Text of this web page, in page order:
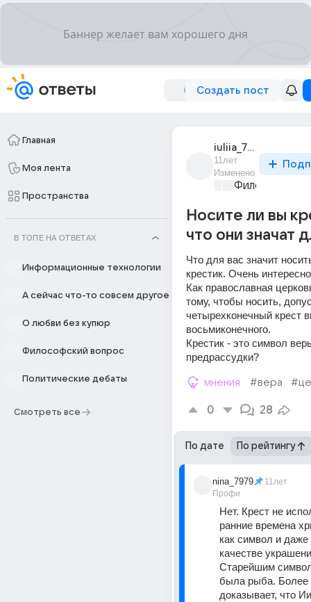
Создать пост
Главная
Моя лента
Пространства
В ТОПЕ НА ОТВЕТАХ
Информационные технологии
А сейчас что-то совсем другое
О любви без купюр
Философский вопрос
Политические дебаты
Смотреть все
iuliia_77631
11лет
Изменено
Философский
Носите ли вы
что они значат
Что для вас значит
крестик. Очень
Как православная
тому, чтобы носить,
четырехконечный крест
восьмиконечного.
Крестик - это символ
предрассудки?
мнения #вера
0 28
По дате По рейтингу
nina_7979
Профи
11лет
Нет. Крест не
ранние времена
как символ и
качестве
Старейшим
была рыба. Более
доказывает, что